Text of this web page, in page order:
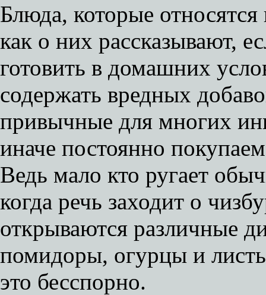
Блюда, которые
как о них рассказывают,
готовить в домашних
содержать вредных
привычные для многих
иначе постоянно
Ведь мало кто ругает
когда речь заходит о
открываются различные
помидоры, огурцы и
это бесспорно.